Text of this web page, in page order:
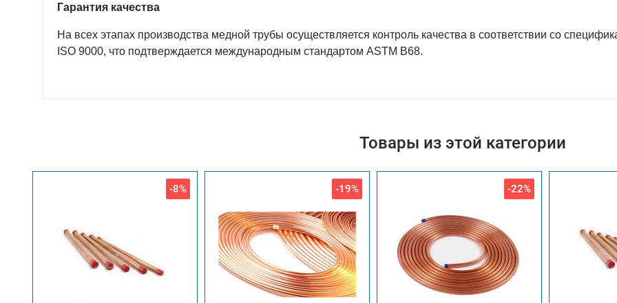
Гарантия качества
На всех этапах производства медной трубы осуществляется контроль качества в соответствии со
ISO 9000, что подтверждается международным стандартом ASTM В68.
Товары из этой категории
-8% -19% -22%